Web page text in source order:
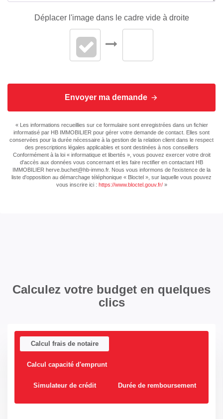
Déplacer l'image dans le cadre vide à droite
Envoyer ma demande
« Les informations recueillies sur ce formulaire sont enregistrées dans un fichier
informatisé par HB IMMOBILIER pour gérer votre demande de contact. Elles sont
conservées pour la durée nécessaire à la gestion de la relation client dans le respect
des prescriptions légales applicables et sont destinées à nos conseillers
Conformément à la loi « informatique et libertés », vous pouvez exercer votre droit
d'accès aux données vous concernant et les faire rectifier en contactant HB
IMMOBILIER herve.buchet@hb-immo.fr. Nous vous informons de l'existence de la
liste d'opposition au démarchage téléphonique « Bloctel », sur laquelle vous pouvez
vous inscrire ici : https://www.bloctel.gouv.fr/»
Calculez votre budget en quelques
clics
Calcul frais de notaire
Calcul capacité d'emprunt
Simulateur de crédit Durée de remboursement